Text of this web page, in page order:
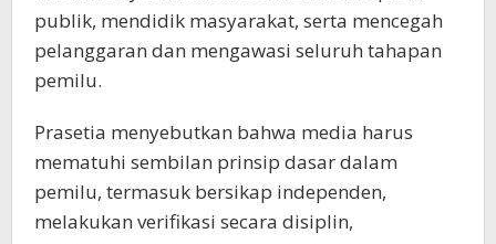
publik, mendidik masyarakat, serta mencegah
pelanggaran dan mengawasi seluruh tahapan
pemilu.
Prasetia menyebutkan bahwa media harus
mematuhi sembilan prinsip dasar dalam
pemilu, termasuk bersikap independen,
melakukan verifikasi secara disiplin,